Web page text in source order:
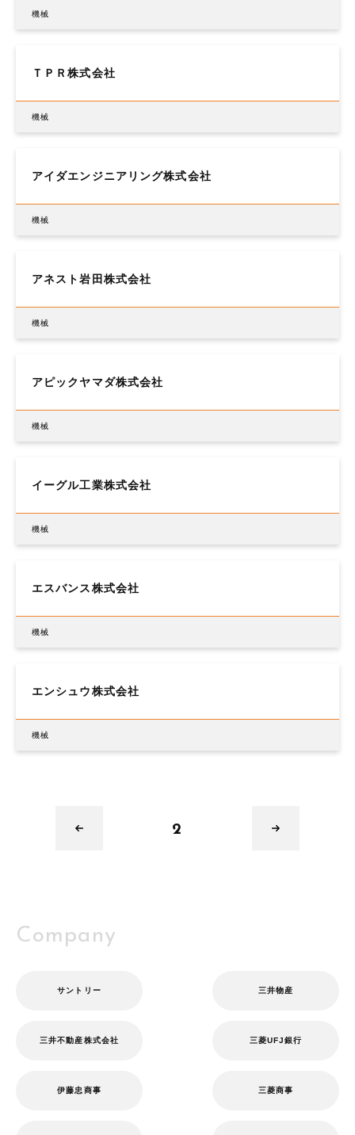
機械
ＴＰＲ株式会社
機械
アイダエンジニアリング株式会社
機械
アネスト岩田株式会社
機械
アピックヤマダ株式会社
機械
イーグル工業株式会社
機械
エスバンス株式会社
機械
エンシュウ株式会社
機械
2
Company
サントリー 三井物産
三井不動産株式会社 三菱UFJ銀行
伊藤忠商事 三菱商事